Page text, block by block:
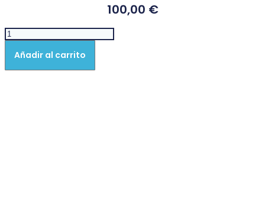
100,00 €
Tarjeta
matrícula
+
Añadir al carrito